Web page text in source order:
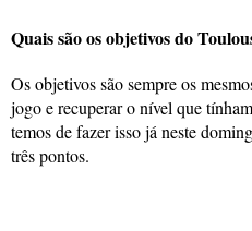
Quais são os objetivos do
Os objetivos são sempre os
jogo e recuperar o nível que
temos de fazer isso já neste
três pontos.